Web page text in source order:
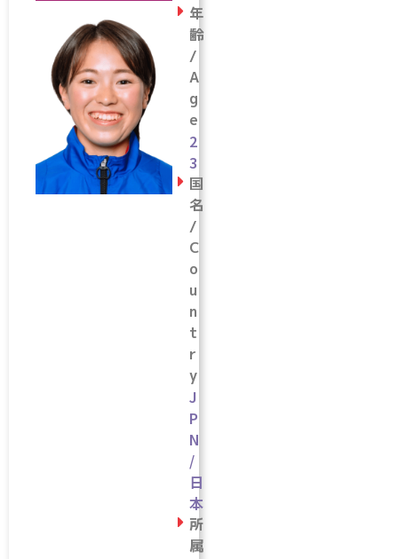
年
齢
/
A
g
e
2
3
国
名
/
C
o
u
n
t
r
y
J
P
N
/
日
本
所
属